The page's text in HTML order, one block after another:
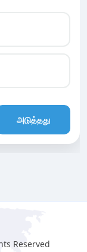
அடுத்தது
Reserved